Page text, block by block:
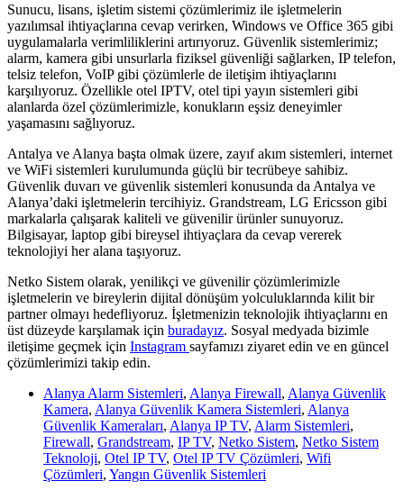
Sunucu, lisans, işletim sistemi çözümlerimiz ile işletmelerin
yazılımsal ihtiyaçlarına cevap verirken, Windows ve Office 365 gibi
uygulamalarla verimliliklerini artırıyoruz. Güvenlik sistemlerimiz;
alarm, kamera gibi unsurlarla fiziksel güvenliği sağlarken, IP telefon,
telsiz telefon, VoIP gibi çözümlerle de iletişim ihtiyaçlarını
karşılıyoruz. Özellikle otel IPTV, otel tipi yayın sistemleri gibi
alanlarda özel çözümlerimizle, konukların eşsiz deneyimler
yaşamasını sağlıyoruz.
Antalya ve Alanya başta olmak üzere, zayıf akım sistemleri, internet
ve WiFi sistemleri kurulumunda güçlü bir tecrübeye sahibiz.
Güvenlik duvarı ve güvenlik sistemleri konusunda da Antalya ve
Alanya’daki işletmelerin tercihiyiz. Grandstream, LG Ericsson gibi
markalarla çalışarak kaliteli ve güvenilir ürünler sunuyoruz.
Bilgisayar, laptop gibi bireysel ihtiyaçlara da cevap vererek
teknolojiyi her alana taşıyoruz.
Netko Sistem olarak, yenilikçi ve güvenilir çözümlerimizle
işletmelerin ve bireylerin dijital dönüşüm yolculuklarında kilit bir
partner olmayı hedefliyoruz. İşletmenizin teknolojik ihtiyaçlarını en
üst düzeyde karşılamak için buradayız. Sosyal medyada bizimle
iletişime geçmek için Instagram sayfamızı ziyaret edin ve en güncel
çözümlerimizi takip edin.
Alanya Alarm Sistemleri, Alanya Firewall, Alanya Güvenlik
Kamera, Alanya Güvenlik Kamera Sistemleri, Alanya
Güvenlik Kameraları, Alanya IP TV, Alarm Sistemleri,
Firewall, Grandstream, IP TV, Netko Sistem, Netko Sistem
Teknoloji, Otel IP TV, Otel IP TV Çözümleri, Wifi
Çözümleri, Yangın Güvenlik Sistemleri